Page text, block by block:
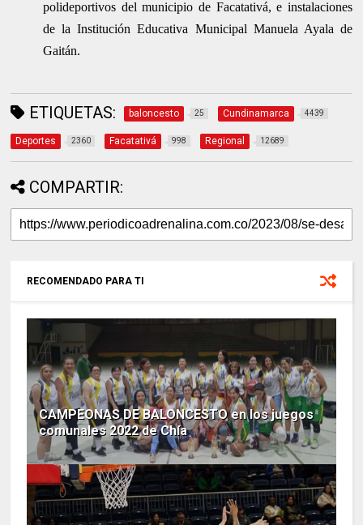
polideportivos del municipio de Facatativá, e instalaciones
de la Institución Educativa Municipal Manuela Ayala de
Gaitán.
ETIQUETAS: baloncesto 25 Cundinamarca 4439
Deportes 2360 Facatativá 998 Regional 12689
COMPARTIR:
RECOMENDADO PARA TI
CAMPEONAS DE BALONCESTO en los juegos
comunales 2022 de Chía